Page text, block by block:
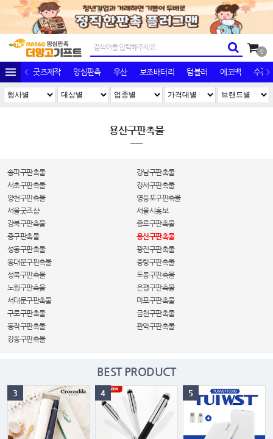
0
굿즈제작 양심판촉 우산 보조배터리 텀블러 에코백 수건/
용산구판촉물
송파구판촉물
강남구판촉물
서초구판촉물
강서구판촉물
양천구판촉물
영등포구판촉물
서울굿즈샵
서울시홍보
강북구판촉물
종로구판촉물
중구판촉물
용산구판촉물
성동구판촉물
광진구판촉물
동대문구판촉물
중랑구판촉물
성북구판촉물
도봉구판촉물
노원구판촉물
은평구판촉물
서대문구판촉물
마포구판촉물
구로구판촉물
금천구판촉물
동작구판촉물
관악구판촉물
강동구판촉물
BEST PRODUCT
3 4 5